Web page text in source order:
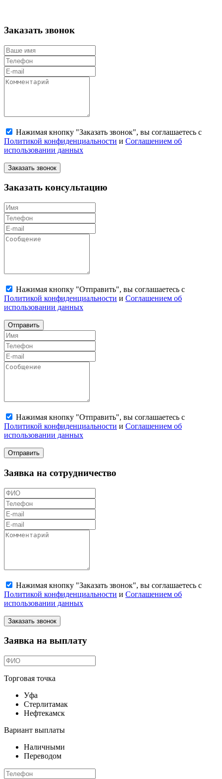
Заказать звонок
Нажимая кнопку "Заказать звонок", вы соглашаетесь с
Политикой конфиденциальности и Соглашением об
использовании данных
Заказать звонок
Заказать консультацию
Нажимая кнопку "Отправить", вы соглашаетесь с
Политикой конфиденциальности и Соглашением об
использовании данных
Отправить
Нажимая кнопку "Отправить", вы соглашаетесь с
Политикой конфиденциальности и Соглашением об
использовании данных
Отправить
Заявка на сотрудничество
Нажимая кнопку "Заказать звонок", вы соглашаетесь с
Политикой конфиденциальности и Соглашением об
использовании данных
Заказать звонок
Заявка на выплату
Торговая точка
Уфа
Стерлитамак
Нефтекамск
Вариант выплаты
Наличными
Переводом